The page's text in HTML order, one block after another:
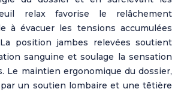
relax favorise le relâchement
à évacuer les tensions accumulées
position jambes relevées soutient
sanguine et soulage la sensation
Le maintien ergonomique du dossier,
un soutien lombaire et une têtière